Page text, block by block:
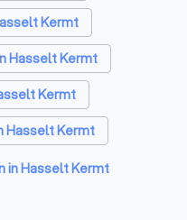
Kermt
Hasselt Kermt
Kermt
Hasselt Kermt
Kermt
in Hasselt Kermt